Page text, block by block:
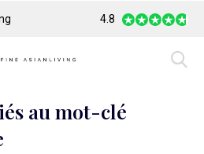
Largest Collection
4.8
au mot-clé